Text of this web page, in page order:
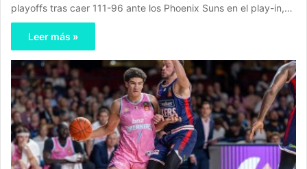
playoffs tras caer 111-96 ante los Phoenix Suns en el play-in,…
Leer más »